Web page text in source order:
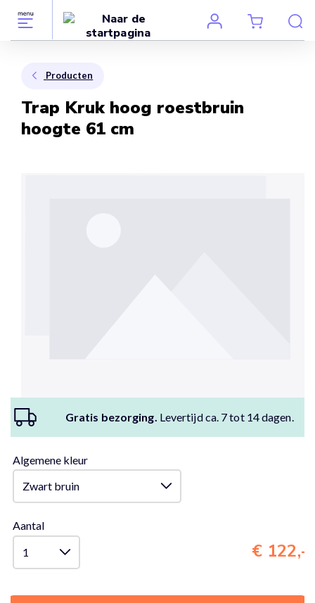
Producten
Trap Kruk hoog roestbruin
hoogte 61 cm
Gratis bezorging. Levertijd ca. 7 tot 14 dagen.
Algemene kleur
Aantal
€ 122,-